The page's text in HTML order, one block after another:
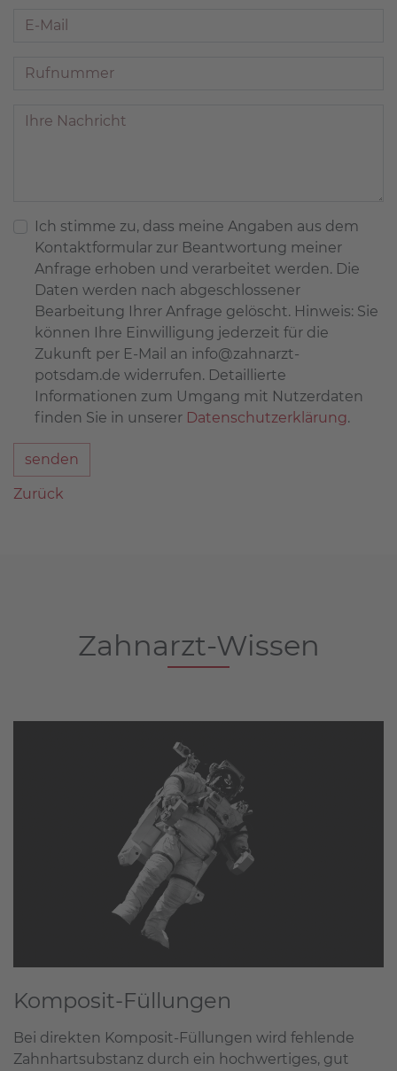
Ich stimme zu, dass meine Angaben aus dem
Kontaktformular zur Beantwortung meiner
Anfrage erhoben und verarbeitet werden. Die
Daten werden nach abgeschlossener
Bearbeitung Ihrer Anfrage gelöscht. Hinweis: Sie
können Ihre Einwilligung jederzeit für die
Zukunft per E-Mail an info@zahnarzt-
potsdam.de widerrufen. Detaillierte
Informationen zum Umgang mit Nutzerdaten
finden Sie in unserer Datenschutzerklärung.
senden
Zurück
Zahnarzt-Wissen
Komposit-Füllungen
Bei direkten Komposit-Füllungen wird fehlende
Zahnhartsubstanz durch ein hochwertiges, gut